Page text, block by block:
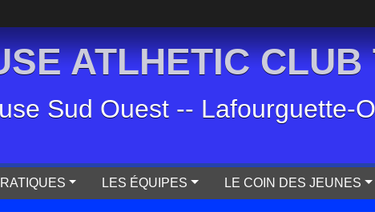
ATLHETIC
Sud Ouest -- Lafourguette-
LES ÉQUIPES LE COIN DES JEUNES